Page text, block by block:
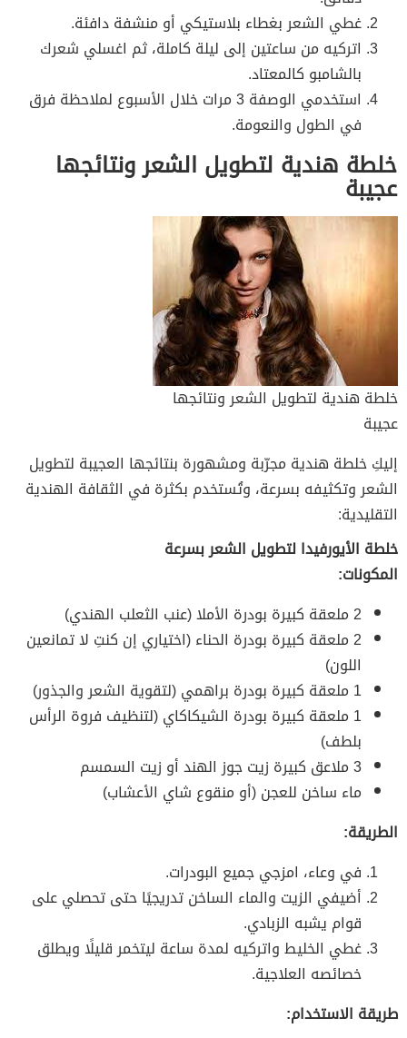
غطي الشعر بغطاء بلاستيكي أو منشفة دافئة.
اتركيه من ساعتين إلى ليلة كاملة، ثم اغسلي شعرك
بالشامبو كالمعتاد.
استخدمي الوصفة 3 مرات خلال الأسبوع لملاحظة فرق
في الطول والنعومة.
خلطة هندية لتطويل الشعر ونتائجها
عجيبة
خلطة هندية لتطويل الشعر ونتائجها
عجيبة
إليكِ خلطة هندية مجرّبة ومشهورة بنتائجها العجيبة لتطويل
الشعر وتكثيفه بسرعة، وتُستخدم بكثرة في الثقافة الهندية
التقليدية:
خلطة الأيورفيدا لتطويل الشعر بسرعة
المكونات:
2 ملعقة كبيرة بودرة الأملا (عنب الثعلب الهندي)
2 ملعقة كبيرة بودرة الحناء (اختياري إن كنتِ لا تمانعين
اللون)
1 ملعقة كبيرة بودرة براهمي (لتقوية الشعر والجذور)
1 ملعقة كبيرة بودرة الشيكاكاي (لتنظيف فروة الرأس
بلطف)
3 ملاعق كبيرة زيت جوز الهند أو زيت السمسم
ماء ساخن للعجن (أو منقوع شاي الأعشاب)
الطريقة:
في وعاء، امزجي جميع البودرات.
أضيفي الزيت والماء الساخن تدريجيًا حتى تحصلي على
قوام يشبه الزبادي.
غطي الخليط واتركيه لمدة ساعة ليتخمر قليلًا ويطلق
خصائصه العلاجية.
طريقة الاستخدام: